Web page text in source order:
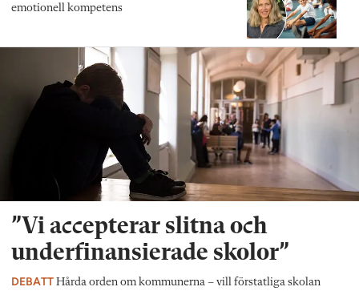
emotionell kompetens
”Vi accepterar slitna och
underfinansierade skolor”
DEBATT Hårda orden om kommunerna – vill förstatliga skolan